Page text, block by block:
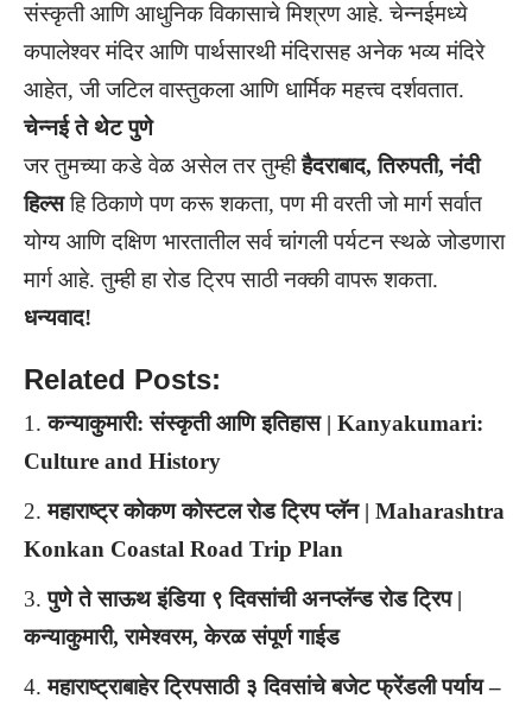
संस्कृती आणि आधुनिक विकासाचे मिश्रण आहे. चेन्नईमध्ये
कपालेश्वर मंदिर आणि पार्थसारथी मंदिरासह अनेक भव्य मंदिरे
आहेत, जी जटिल वास्तुकला आणि धार्मिक महत्त्व दर्शवतात.
चेन्नई ते थेट पुणे
जर तुमच्या कडे वेळ असेल तर तुम्हीहैदराबाद, तिरुपती, नंदी
हिल्सहि ठिकाणे पण करू शकता, पण मी वरती जो मार्ग सर्वात
योग्य आणि दक्षिण भारतातील सर्व चांगली पर्यटन स्थळे जोडणारा
मार्ग आहे. तुम्ही हा रोड ट्रिप साठी नक्की वापरू शकता.
धन्यवाद!
Related Posts:
कन्याकुमारी: संस्कृती आणि इतिहास | Kanyakumari:
Culture and History
महाराष्ट्र कोकण कोस्टल रोड ट्रिप प्लॅन | Maharashtra
Konkan Coastal Road Trip Plan
पुणे ते साऊथ इंडिया ९ दिवसांची अनप्लॅन्ड रोड ट्रिप |
कन्याकुमारी, रामेश्वरम, केरळ संपूर्ण गाईड
महाराष्ट्राबाहेर ट्रिपसाठी ३ दिवसांचे बजेट फ्रेंडली पर्याय –